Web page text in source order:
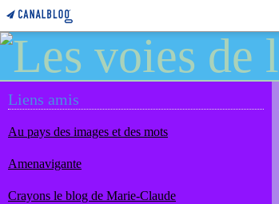
Liens amis
Au pays des images et des mots
Amenavigante
Crayons le blog de Marie-Claude